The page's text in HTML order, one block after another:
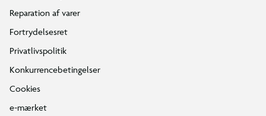
Reparation af varer
Fortrydelsesret
Privatlivspolitik
Konkurrencebetingelser
Cookies
e-mærket